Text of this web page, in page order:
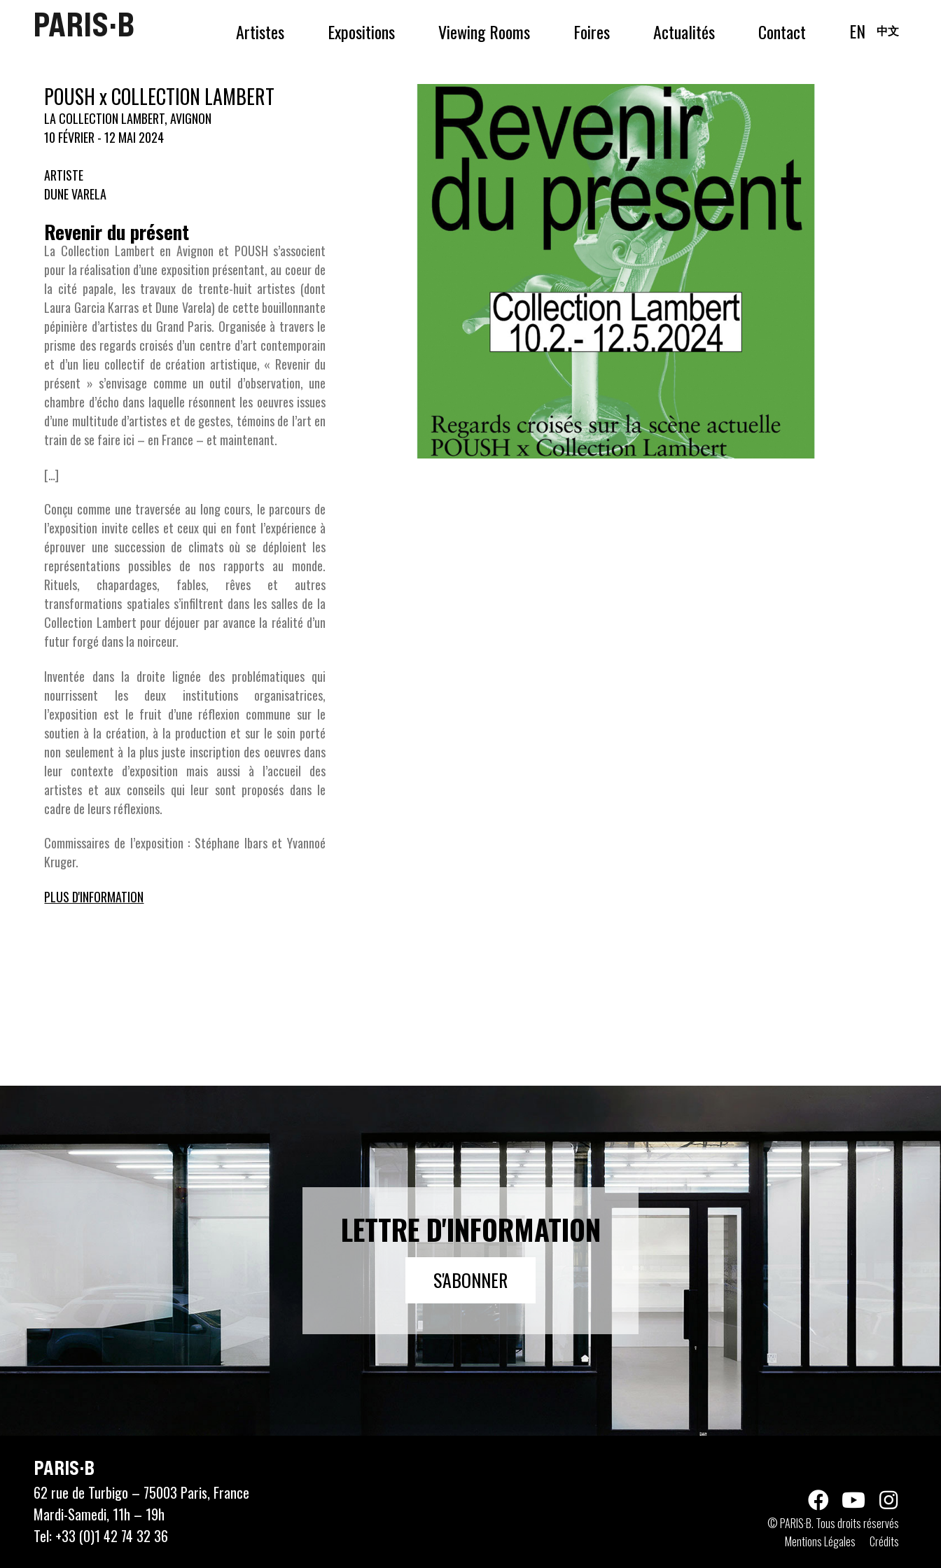
PARIS·B Artistes Expositions Viewing Rooms Foires Actualités Contact EN 中文
POUSH x COLLECTION LAMBERT
LA COLLECTION LAMBERT, AVIGNON
10 FÉVRIER - 12 MAI 2024
ARTISTE
DUNE VARELA
Revenir du présent
La Collection Lambert en Avignon et POUSH s’associent
pour la réalisation d’une exposition présentant, au coeur de
la cité papale, les travaux de trente-huit artistes (dont
Laura Garcia Karras et Dune Varela) de cette bouillonnante
pépinière d’artistes du Grand Paris. Organisée à travers le
prisme des regards croisés d’un centre d’art contemporain
et d’un lieu collectif de création artistique, « Revenir du
présent » s’envisage comme un outil d’observation, une
chambre d’écho dans laquelle résonnent les oeuvres issues
d’une multitude d’artistes et de gestes, témoins de l’art en
train de se faire ici – en France – et maintenant.
[…]
Conçu comme une traversée au long cours, le parcours de
l’exposition invite celles et ceux qui en font l’expérience à
éprouver une succession de climats où se déploient les
représentations possibles de nos rapports au monde.
Rituels, chapardages, fables, rêves et autres
transformations spatiales s’infiltrent dans les salles de la
Collection Lambert pour déjouer par avance la réalité d’un
futur forgé dans la noirceur.
Inventée dans la droite lignée des problématiques qui
nourrissent les deux institutions organisatrices,
l’exposition est le fruit d’une réflexion commune sur le
soutien à la création, à la production et sur le soin porté
non seulement à la plus juste inscription des oeuvres dans
leur contexte d’exposition mais aussi à l’accueil des
artistes et aux conseils qui leur sont proposés dans le
cadre de leurs réflexions.
Commissaires de l’exposition : Stéphane Ibars et Yvannoé
Kruger.
PLUS D'INFORMATION
LETTRE D'INFORMATION
S'ABONNER
PARIS·B
62 rue de Turbigo – 75003 Paris, France
Mardi-Samedi, 11h – 19h
Tel: +33 (0)1 42 74 32 36
© PARIS·B. Tous droits réservés
Mentions Légales
Crédits